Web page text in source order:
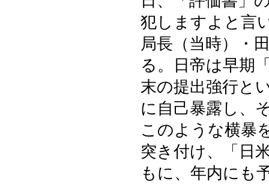
犯しますよと言
局長（当時）・
る。日帝は早期
末の提出強行と
に自己暴露し、
このような横暴
突き付け、「日
もに、年内にも